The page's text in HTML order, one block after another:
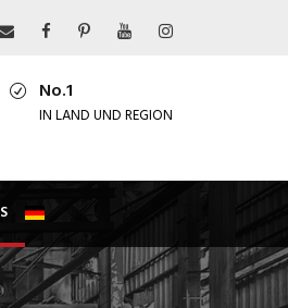
No.1
IN LAND UND REGION